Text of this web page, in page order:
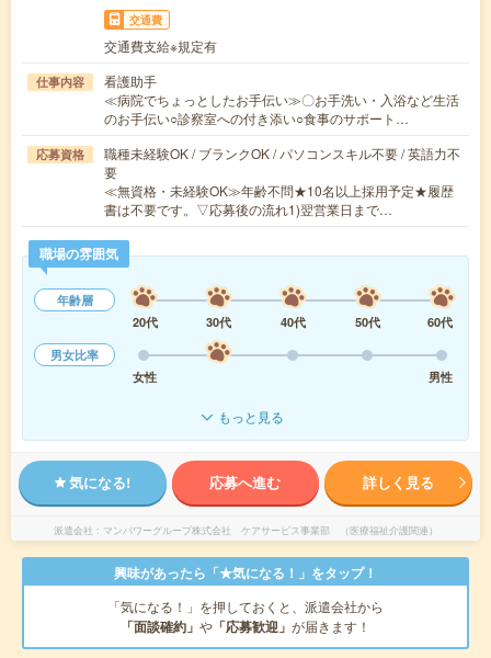
交通費
交通費支給※規定有
仕事内容
看護助手
≪病院でちょっとしたお手伝い≫〇お手洗い・入浴など生活
のお手伝い○診察室への付き添い○食事のサポート…
応募資格
職種未経験OK / ブランクOK / パソコンスキル不要 / 英語力不
要
≪無資格・未経験OK≫年齢不問★10名以上採用予定★履歴
書は不要です。▽応募後の流れ1)翌営業日まで…
職場の雰囲気
年齢層
20代
30代 40代 50代
60代
男女比率
女性
男性
もっと見る
気になる! 応募へ進む 詳しく見る
派遣会社 マンパワーグループ株式会社 ケアサービス事業部 （医療福祉介護関連）
興味があったら「★気になる！」をタップ！
「気になる！」を押しておくと、派遣会社から
「面談確約」 や 「応募歓迎」 が届きます！